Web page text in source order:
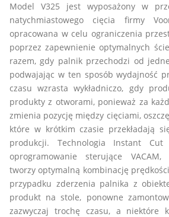
Model V325 jest wyposażony w
natychmiastowego cięcia firmy
opracowana w celu ograniczenia
poprzez zapewnienie optymalnych
razem, gdy palnik przechodzi od
podwajając w ten sposób wydajność
czasu wzrasta wykładniczo, gdy
produkty z otworami, ponieważ za
zmienia pozycję między cięciami,
które w krótkim czasie przekładają
produkcji. Technologia Instant
oprogramowanie sterujące
tworzy optymalną kombinację
przypadku zderzenia palnika z
produkt na stole, ponowne
zazwyczaj trochę czasu, a niektóre